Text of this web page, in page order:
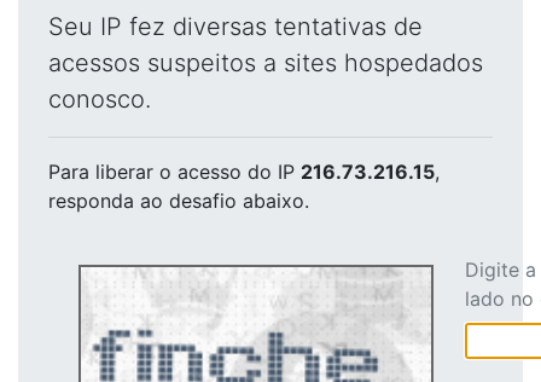
Seu IP fez diversas tentativas de
acessos suspeitos a sites hospedados
conosco.
Para liberar o acesso do IP 216.73.216.15,
responda ao desafio abaixo.
Digite
lado no